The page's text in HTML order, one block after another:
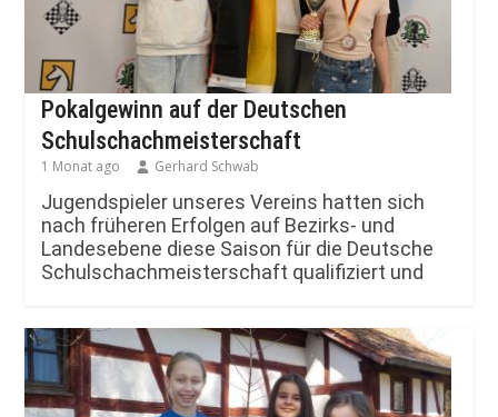
Pokalgewinn auf der Deutschen
Schulschachmeisterschaft
1 Monat ago Gerhard Schwab
Jugendspieler unseres Vereins hatten sich
nach früheren Erfolgen auf Bezirks- und
Landesebene diese Saison für die Deutsche
Schulschachmeisterschaft qualifiziert und